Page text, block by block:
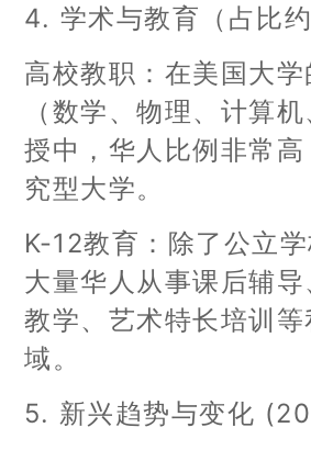
4. 学术与教育（占比
高校教职：在美国大
（数学、物理、计算
授中，华人比例非常
究型大学。
K-12教育：除了公立学
大量华人从事课后辅
教学、艺术特长培训
域。
5. 新兴趋势与变化